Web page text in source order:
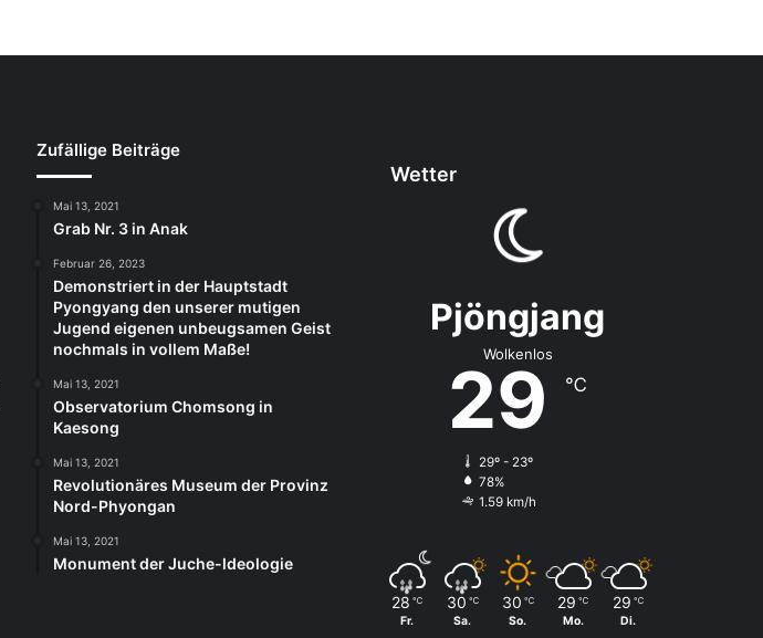
Zufällige Beiträge
Mai 13, 2021
Grab Nr. 3 in Anak
Februar 26, 2023
Demonstriert in der Hauptstadt
Pyongyang den unserer mutigen
Jugend eigenen unbeugsamen Geist
nochmals in vollem Maße!
Mai 13, 2021
Observatorium Chomsong in
Kaesong
Mai 13, 2021
Revolutionäres Museum der Provinz
Nord-Phyongan
Mai 13, 2021
Monument der Juche-ldeologie
Wetter
Pjöngjang
Wolkenlos
29 ℃
29º - 23º
78%
1.59 km/h
28 ℃
Fr.
30 ℃
Sa.
30 ℃
So.
29 ℃
Mo.
29 ℃
Di.